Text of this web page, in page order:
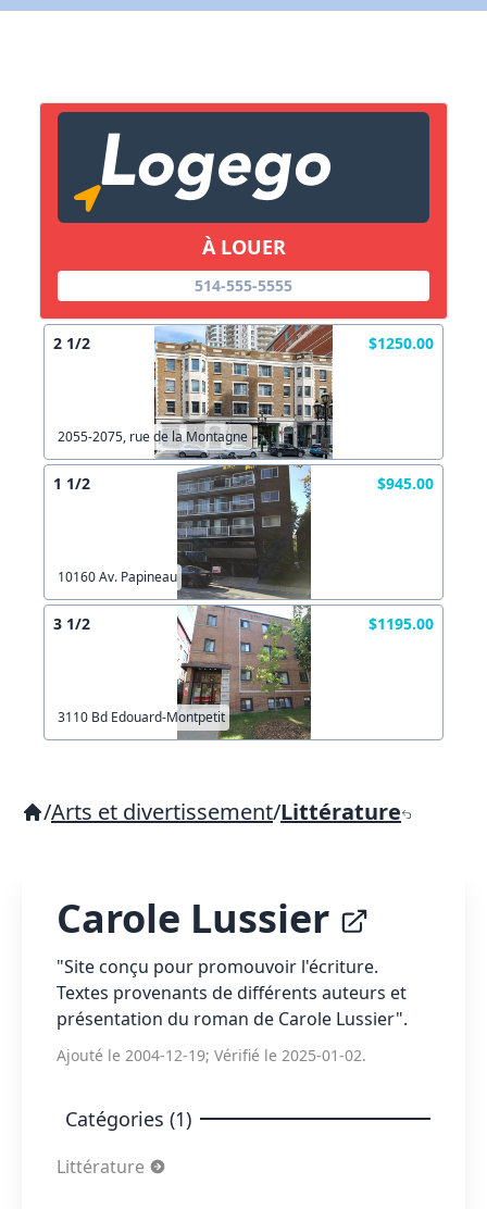
À LOUER
514-555-5555
2 1/2 $1250.00
2055-2075, rue de la Montagne
1 1/2 $945.00
10160 Av. Papineau
3 1/2 $1195.00
3110 Bd Edouard-Montpetit
/Arts et divertissement/Littérature
Carole Lussier
"Site conçu pour promouvoir l'écriture.
Textes provenants de différents auteurs et
présentation du roman de Carole Lussier".
Ajouté le 2004-12-19; Vérifié le 2025-01-02.
Catégories (1)
Littérature
X Fermer Envoyez
Copier lien
X Fermer